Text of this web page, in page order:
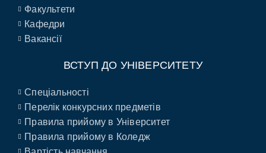
Факультети
Кафедри
Вакансії
ВСТУП ДО УНІВЕРСИТЕТУ
Спеціальності
Перелік конкурсних предметів
Правила прийому в Університет
Правила прийому в Коледж